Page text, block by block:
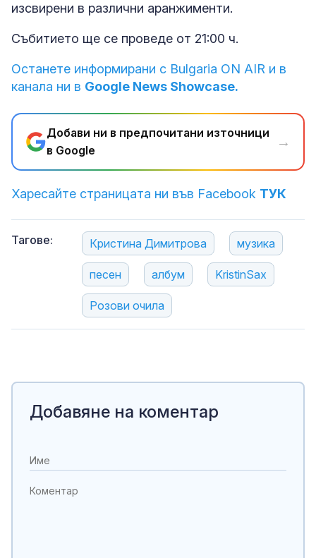
изсвирени в различни аранжименти.
Събитието ще се проведе от 21:00 ч.
Останете информирани с Bulgaria ON AIR и в
канала ни в Google News Showcase.
Добави ни в предпочитани източници
в Google
→
Харесайте страницата ни във Facebook ТУК
Тагове: Кристина Димитрова музика
песен албум KristinSax
Розови очила
Добавяне на коментар